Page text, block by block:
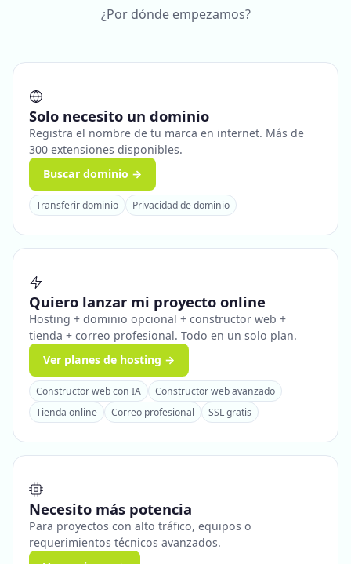
¿Por dónde empezamos?
Solo necesito un dominio
Registra el nombre de tu marca en internet. Más de
300 extensiones disponibles.
Buscar dominio →
Transferir dominio Privacidad de dominio
Quiero lanzar mi proyecto online
Hosting + dominio opcional + constructor web +
tienda + correo profesional. Todo en un solo plan.
Ver planes de hosting →
Constructor web con IA
Constructor web avanzado
Tienda online
Correo profesional SSL gratis
Necesito más potencia
Para proyectos con alto tráfico, equipos o
requerimientos técnicos avanzados.